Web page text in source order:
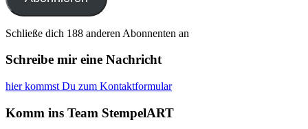
Schließe dich 188 anderen Abonnenten an
Schreibe mir eine Nachricht
hier kommst Du zum Kontaktformular
Komm ins Team StempelART